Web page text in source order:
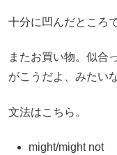
十分に凹んだところ
またお買い物。似合
がこうだよ、みたい
文法はこちら。
might/might not